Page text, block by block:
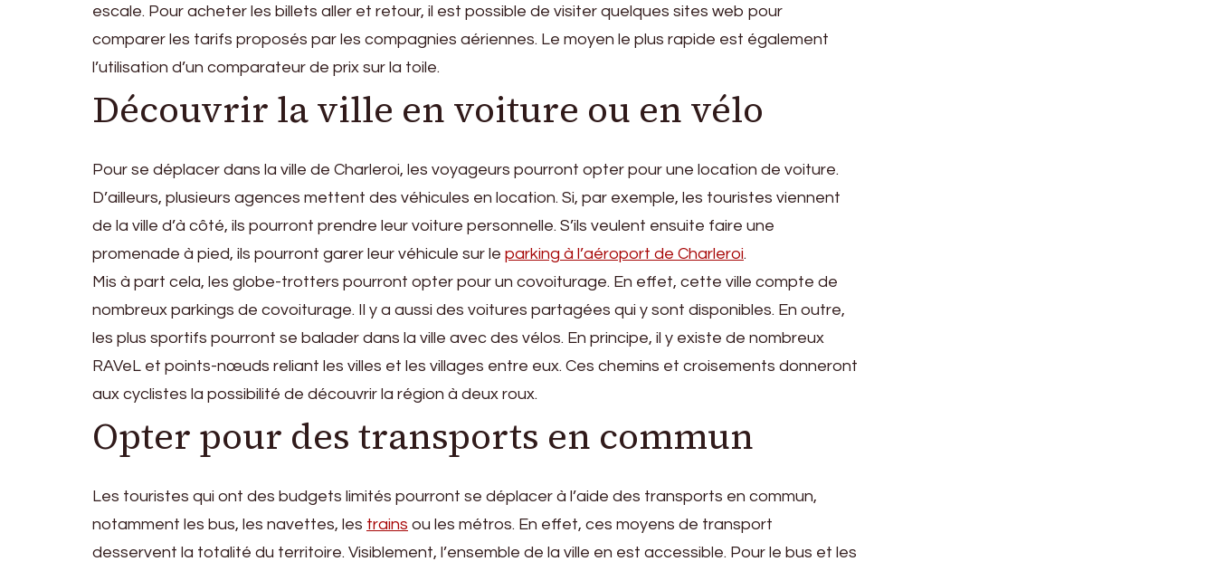
escale. Pour acheter les billets aller et retour, il est possible de visiter quelques sites web pour
comparer les tarifs proposés par les compagnies aériennes. Le moyen le plus rapide est également
l’utilisation d’un comparateur de prix sur la toile.
Découvrir la ville en voiture ou en vélo
Pour se déplacer dans la ville de Charleroi, les voyageurs pourront opter pour une location de voiture.
D’ailleurs, plusieurs agences mettent des véhicules en location. Si, par exemple, les touristes viennent
de la ville d’à côté, ils pourront prendre leur voiture personnelle. S’ils veulent ensuite faire une
promenade à pied, ils pourront garer leur véhicule sur le parking à l’aéroport de Charleroi.
Mis à part cela, les globe-trotters pourront opter pour un covoiturage. En effet, cette ville compte de
nombreux parkings de covoiturage. Il y a aussi des voitures partagées qui y sont disponibles. En outre,
les plus sportifs pourront se balader dans la ville avec des vélos. En principe, il y existe de nombreux
RAVeL et points-nœuds reliant les villes et les villages entre eux. Ces chemins et croisements donneront
aux cyclistes la possibilité de découvrir la région à deux roux.
Opter pour des transports en commun
Les touristes qui ont des budgets limités pourront se déplacer à l’aide des transports en commun,
notamment les bus, les navettes, les trains ou les métros. En effet, ces moyens de transport
desservent la totalité du territoire. Visiblement, l’ensemble de la ville en est accessible. Pour le bus et les